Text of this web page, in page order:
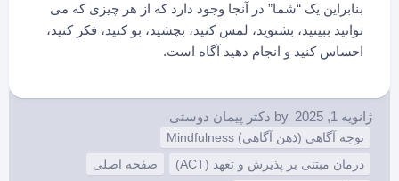
بنابراین یک “شما” در آنجا وجود دارد که از هر چیزی که می
توانید ببینید، بشنوید، لمس کنید، بچشید، بو کنید، فکر کنید،
احساس کنید و انجام دهید آگاه است.
ژانویه 1, 2025 by دکتر پیمان دوستی
توجه آگاهی (ذهن آگاهی) Mindfulness
درمان مبتنی بر پذیرش و تعهد (ACT)
صفحه اصلی